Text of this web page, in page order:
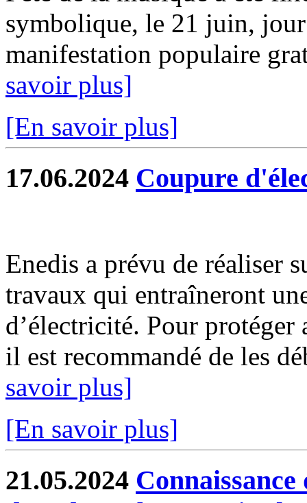
symbolique, le 21 juin,
manifestation populaire
savoir plus]
[En savoir plus]
17.06.2024 Coupure
Enedis a prévu de réaliser
travaux qui entraîneront
d’électricité. Pour protéger
il est recommandé de les
savoir plus]
[En savoir plus]
21.05.2024